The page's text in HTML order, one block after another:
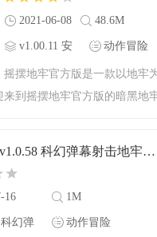
2021-06-08 48.6M
v1.00.11 安
动作冒险
摇摆地牢官方版是一款以地牢
来到摇摆地牢官方版的暗黑地
同种怪物，带你享受最棒的游
远星集结v1.0.58 科幻弹幕射击地牢刷宝手游
16 1M
幻弹
动作冒险